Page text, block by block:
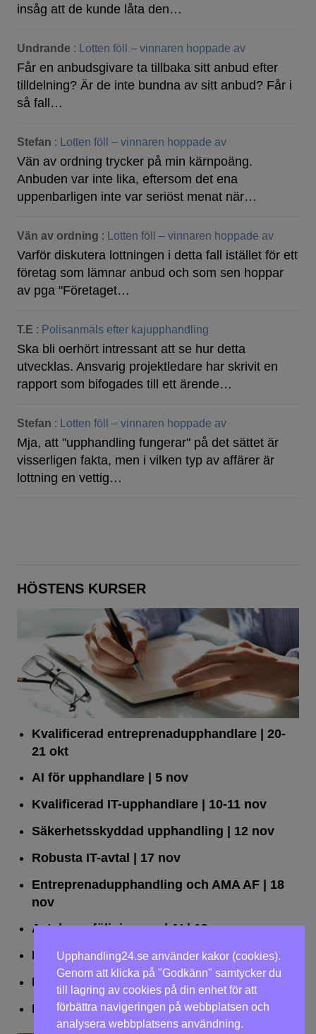
insåg att de kunde låta den…
Undrande : Lotten föll – vinnaren hoppade av
Får en anbudsgivare ta tillbaka sitt anbud efter
tilldelning? Är de inte bundna av sitt anbud? Får i
så fall…
Stefan : Lotten föll – vinnaren hoppade av
Vän av ordning trycker på min kärnpoäng.
Anbuden var inte lika, eftersom det ena
uppenbarligen inte var seriöst menat när…
Vän av ordning : Lotten föll – vinnaren hoppade av
Varför diskutera lottningen i detta fall istället för ett
företag som lämnar anbud och som sen hoppar
av pga "Företaget…
T.E : Polisanmäls efter kajupphandling
Ska bli oerhört intressant att se hur detta
utvecklas. Ansvarig projektledare har skrivit en
rapport som bifogades till ett ärende…
Stefan : Lotten föll – vinnaren hoppade av
Mja, att "upphandling fungerar" på det sättet är
visserligen fakta, men i vilken typ av affärer är
lottning en vettig…
HÖSTENS KURSER
Kvalificerad entreprenad­upphandlare | 20-
21 okt
AI för upphandlare| 5 nov
Kvalificerad IT-upphandlare| 10-11 nov
Säkerhetsskyddad upphandling | 12 nov
Robusta IT-avtal | 17 nov
Entreprenadupphandling och AMA AF| 18
nov
Avtalsuppföljning med AI| 19 nov
Leda upphandlingar effektivt| 25 nov
Dialogförfaranden | 26 nov
LOU på två dagar| 2-3 dec
Upphandling24.se använder kakor (cookies).
Genom att klicka på "Godkänn" samtycker du
till lagring av cookies på din enhet för att
förbättra navigeringen på webbplatsen och
analysera webbplatsens användning.